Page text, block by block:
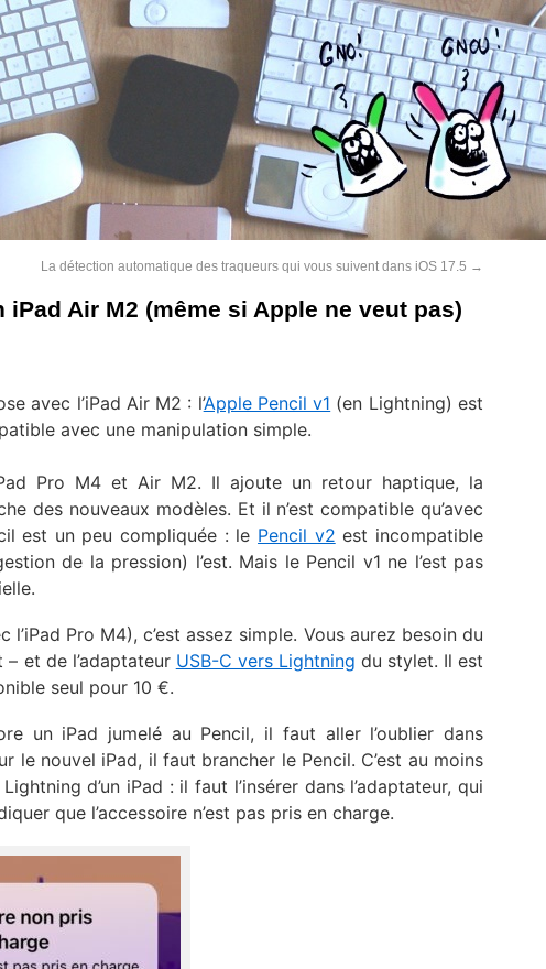
La détection automatique des traqueurs qui vous suivent dans iOS 17.5 →
Air M2 (même si Apple ne veut pas)
avec l’iPad Air M2 : l’Apple Pencil v1 (en Lightning) est
avec une manipulation simple.
Pro M4 et Air M2. Il ajoute un retour haptique, la
des nouveaux modèles. Et il n’est compatible qu’avec
est un peu compliquée : le Pencil v2 est incompatible
de la pression) l’est. Mais le Pencil v1 ne l’est pas
l’iPad Pro M4), c’est assez simple. Vous aurez besoin du
et de l’adaptateur USB-C vers Lightning du stylet. Il est
seul pour 10 €.
un iPad jumelé au Pencil, il faut aller l’oublier dans
le nouvel iPad, il faut brancher le Pencil. C’est au moins
d’un iPad : il faut l’insérer dans l’adaptateur, qui
que l’accessoire n’est pas pris en charge.